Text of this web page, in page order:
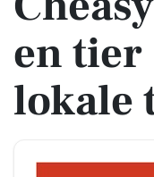
en tier
lokale